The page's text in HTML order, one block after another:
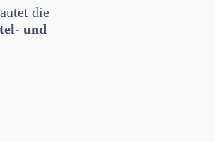
die
und